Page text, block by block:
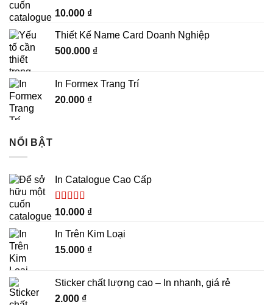
Được xếp
sao
10.000 ₫
Thiết Kế Name Card Doanh Nghiệp
500.000 ₫
In Formex Trang Trí
20.000 ₫
NỔI BẬT
In Catalogue Cao Cấp
Được xếp
sao
10.000 ₫
In Trên Kim Loại
15.000 ₫
Sticker chất lượng cao – In nhanh, giá rẻ
2.000 ₫